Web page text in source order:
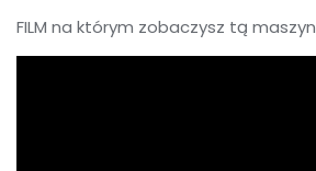
FILM na którym zobaczysz tą